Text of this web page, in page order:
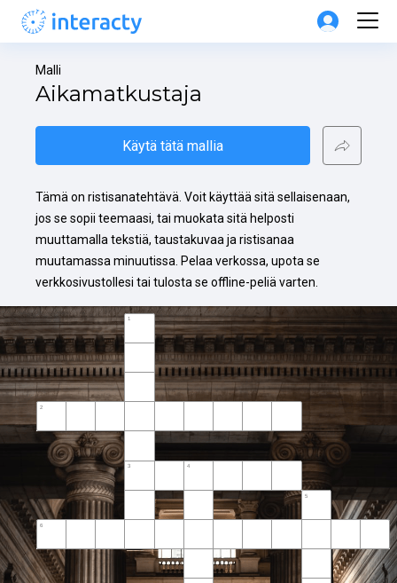
Malli
Aikamatkustaja
Käytä tätä mallia
Tämä on ristisanatehtävä. Voit käyttää sitä sellaisenaan,
jos se sopii teemaasi, tai muokata sitä helposti
muuttamalla tekstiä, taustakuvaa ja ristisanaa
muutamassa minuutissa. Pelaa verkossa, upota se
verkkosivustollesi tai tulosta se offline-peliä varten.